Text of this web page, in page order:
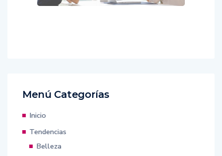
Menú Categorías
Inicio
Tendencias
Belleza